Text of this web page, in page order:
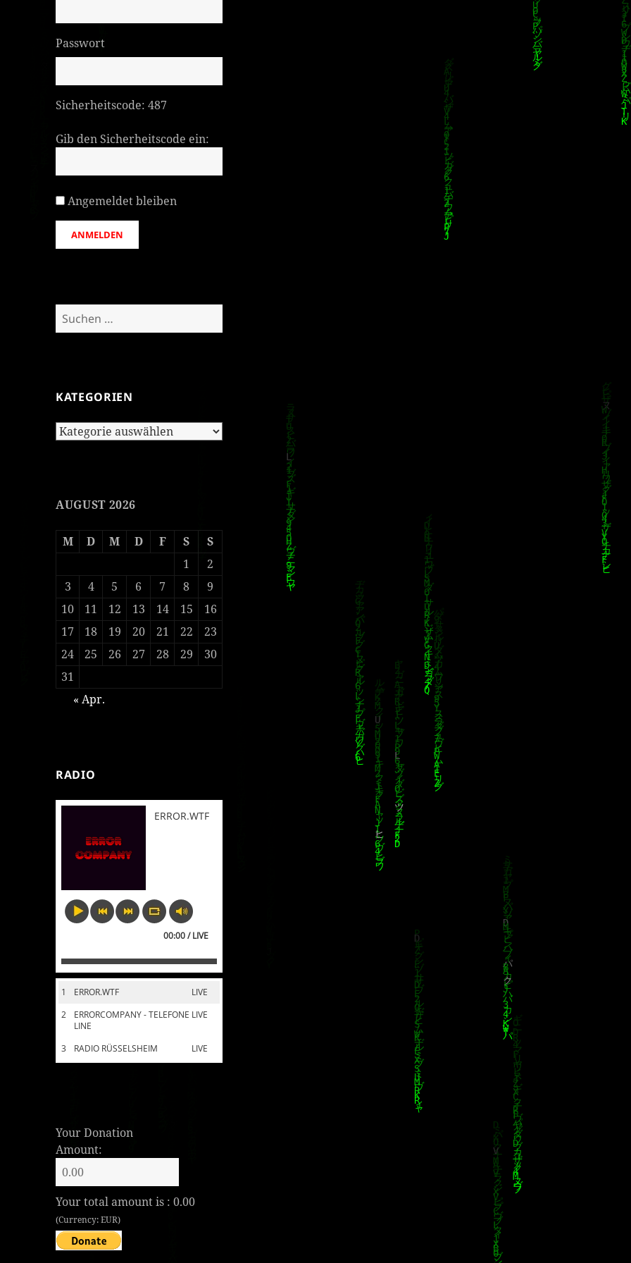
Passwort
Sicherheitscode: 487
Gib den Sicherheitscode ein:
Angemeldet bleiben
ANMELDEN
Suchen
nach:
KATEGORIEN
Kategorien
AUGUST 2026
M D M D F S
S
1
2
3
4 5 6 7 8
9
10
11 12 13 14 15
16
17
18 19 20 21 22
23
24
25 26 27 28 29
30
31
« Apr.
RADIO
ERROR.WTF
00:00 / LIVE
1 LIVE
ERROR.WTF
2
LIVE
ERRORCOMPANY - TELEFONE
LINE
3
LIVE
RADIO RÜSSELSHEIM
Your Donation
Amount:
Your total amount is :0.00
(Currency: EUR)